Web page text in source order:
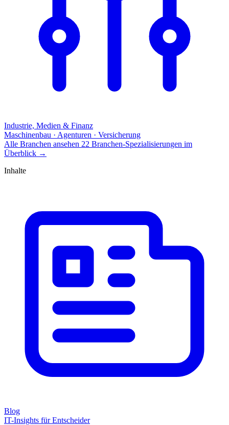
Industrie, Medien & Finanz
Maschinenbau · Agenturen · Versicherung
Alle Branchen ansehen 22 Branchen-Spezialisierungen im
Überblick →
Inhalte
Blog
IT-Insights für Entscheider